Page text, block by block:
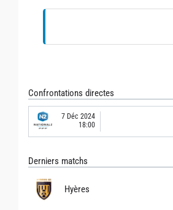
Confrontations directes
7 Déc 2024
18:00
Derniers matchs
Hyères